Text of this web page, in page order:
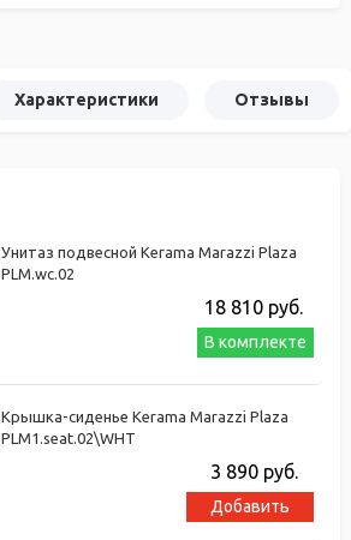
Характеристики Отзывы
Унитаз подвесной Kerama Marazzi Plaza
PLM.wc.02
18 810 руб.
В комплекте
Крышка-сиденье Kerama Marazzi Plaza
PLM1.seat.02\WHT
3 890руб.
Добавить